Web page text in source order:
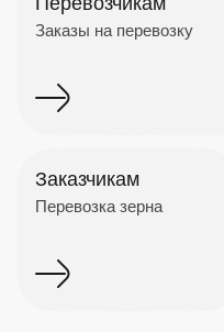
Заказы на перевозку
Заказчикам
Перевозка зерна